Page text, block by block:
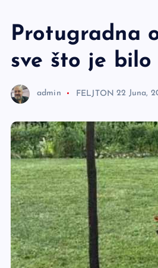
Protugradna
sve što je
admin FELJTON 22 Juna,